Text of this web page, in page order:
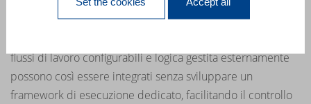
convalidabili prima dell'esecuzionee richiamabili
flussi di lavoro configurabili e logica gestita esternamente
possono così essere integrati senza sviluppare un
framework di esecuzione dedicato, facilitando il controllo